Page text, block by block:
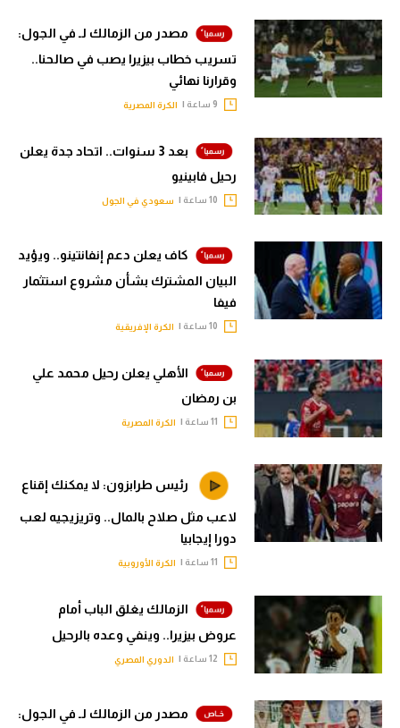
مصدر من الزمالك لـ في الجول:
تسريب خطاب بيزيرا يصب في صالحنا..
وقرارنا نهائي
الكرة المصرية
بعد 3 سنوات.. اتحاد جدة يعلن
رحيل فابينيو
سعودي في الجول
كاف يعلن دعم إنفانتينو.. ويؤيد
البيان المشترك بشأن مشروع استثمار
فيفا
الكرة الإفريقية
الأهلي يعلن رحيل محمد علي
بن رمضان
الكرة المصرية
رئيس طرابزون: لا يمكنك إقناع
لاعب مثل صلاح بالمال.. وتريزيجيه لعب
دورا إيجابيا
الكرة الأوروبية
الزمالك يغلق الباب أمام
عروض بيزيرا.. وينفي وعده بالرحيل
الدوري المصري
مصدر من الزمالك لـ في الجول: